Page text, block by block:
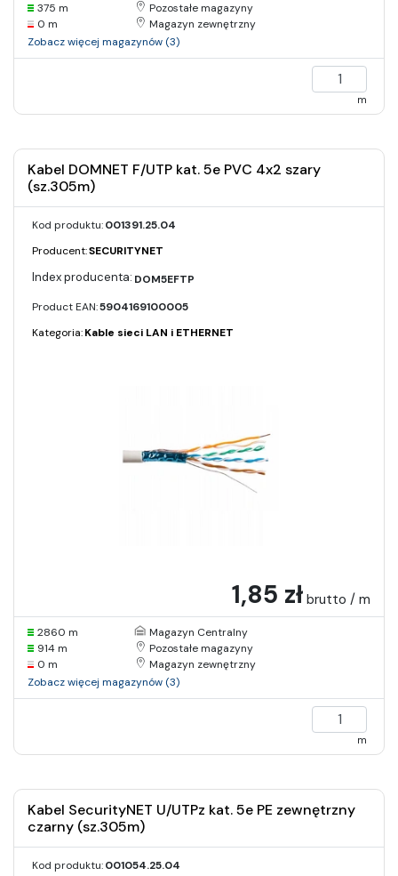
375 m
Pozostałe magazyny
0 m
Magazyn zewnętrzny
Zobacz więcej magazynów (3)
m
Kabel DOMNET F/UTP kat. 5e PVC 4x2 szary
(sz.305m)
Kod produktu:001391.25.04
Producent:SECURITYNET
DOM5EFTP
Product EAN:5904169100005
Kategoria:Kable sieci LAN i ETHERNET
1,85 zł brutto / m
2860 m
Magazyn Centralny
914 m
Pozostałe magazyny
0 m
Magazyn zewnętrzny
Zobacz więcej magazynów (3)
m
Kabel SecurityNET U/UTPz kat. 5e PE zewnętrzny
czarny (sz.305m)
Kod produktu:001054.25.04